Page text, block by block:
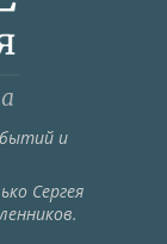
и
Сергея